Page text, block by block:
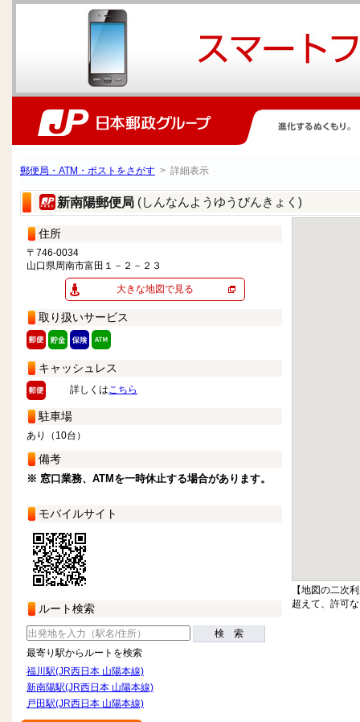
郵便局・ATM・ポストをさがす > 詳細表示
新南陽郵便局 (しんなんようゆうびんきょく)
住所
〒746-0034
山口県周南市富田１－２－２３
大きな地図で見る
取り扱いサービス
キャッシュレス
詳しくはこちら
駐車場
あり（10台）
備考
※ 窓口業務、ATMを一時休止する場合があります。
モバイルサイト
ルート検索
検 索
最寄り駅からルートを検索
福川駅(JR西日本 山陽本線)
新南陽駅(JR西日本 山陽本線)
戸田駅(JR西日本 山陽本線)
【地図の二次
超えて、許可